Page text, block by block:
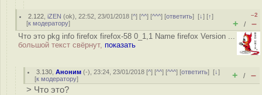
2.122 ,iZEN (ok), 22:52, 23/01/2018 [^] [^^] [^^^] [ответить][↓] [↑]
[к модератору]
–2
+ / –
Что это pkg info firefox firefox-58 0_1,1 Name firefox Version ...
большой текст свёрнут, показать
3.130 ,Аноним (-), 23:24, 23/01/2018 [^] [^^] [^^^] [ответить][↓]
[к модератору] + / –
> Что это?